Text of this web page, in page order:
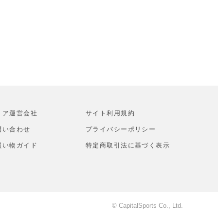
ア運営会社 サイト利⽤規約
い合わせ プライバシーポリシー
い物ガイド 特定商取引法に基づく表示
© CapitalSports Co., Ltd.